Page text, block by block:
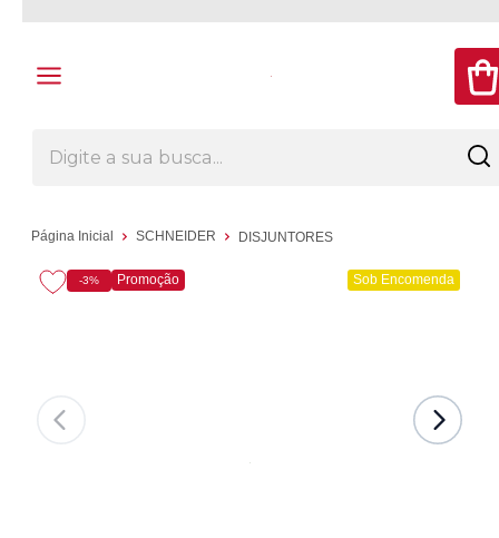
Página Inicial SCHNEIDER DISJUNTORES
-3% Promoção Sob Encomenda